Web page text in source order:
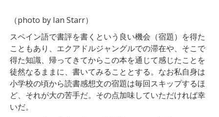
（photo by Ian Starr）
スペイン語で書評を書くという良い機会（宿題）を得た
こともあり、エクアドルジャングルでの滞在や、そこで
得た知識、帰ってきてからこの本を通じて感じたことを
徒然なるままに、書いてみることとする。なお私自身は
小学校の頃から読書感想文の宿題は毎回スキップするほ
ど、それが大の苦手だ。その点加味していただければ幸
いだ。